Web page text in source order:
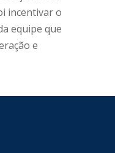
incentivar o
equipe que
e